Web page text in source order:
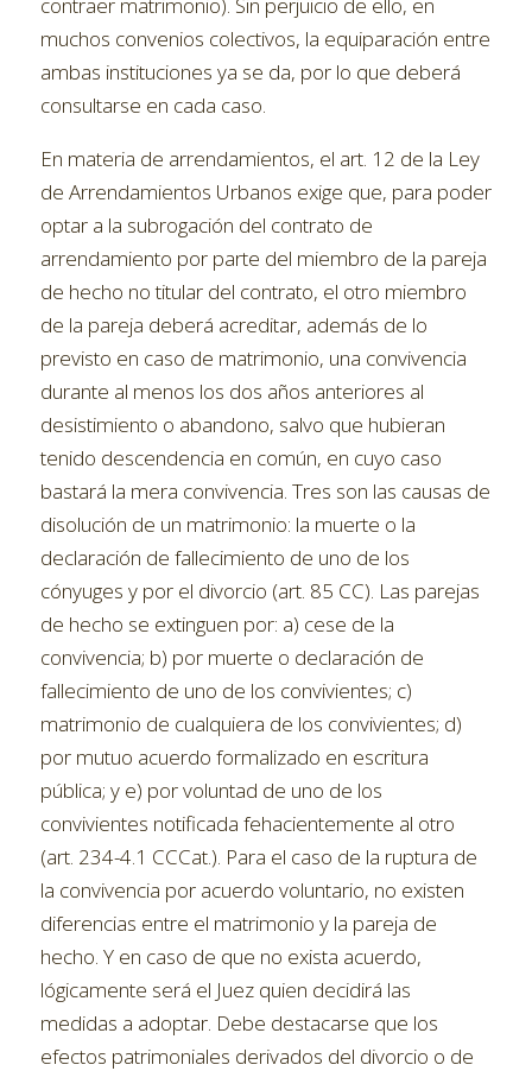
muchos convenios colectivos, la equiparación entre
ambas instituciones ya se da, por lo que deberá
consultarse en cada caso.
En materia de arrendamientos, el art. 12 de la Ley
de Arrendamientos Urbanos exige que, para poder
optar a la subrogación del contrato de
arrendamiento por parte del miembro de la pareja
de hecho no titular del contrato, el otro miembro
de la pareja deberá acreditar, además de lo
previsto en caso de matrimonio, una convivencia
durante al menos los dos años anteriores al
desistimiento o abandono, salvo que hubieran
tenido descendencia en común, en cuyo caso
bastará la mera convivencia. Tres son las causas de
disolución de un matrimonio: la muerte o la
declaración de fallecimiento de uno de los
cónyuges y por el divorcio (art. 85 CC). Las parejas
de hecho se extinguen por: a) cese de la
convivencia; b) por muerte o declaración de
fallecimiento de uno de los convivientes; c)
matrimonio de cualquiera de los convivientes; d)
por mutuo acuerdo formalizado en escritura
pública; y e) por voluntad de uno de los
convivientes notificada fehacientemente al otro
(art. 234-4.1 CCCat.). Para el caso de la ruptura de
la convivencia por acuerdo voluntario, no existen
diferencias entre el matrimonio y la pareja de
hecho. Y en caso de que no exista acuerdo,
lógicamente será el Juez quien decidirá las
medidas a adoptar. Debe destacarse que los
efectos patrimoniales derivados del divorcio o de